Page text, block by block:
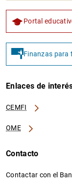
Portal
Finanzas para
Enlaces de
CEMFI
OME
Contacto
Contactar con el